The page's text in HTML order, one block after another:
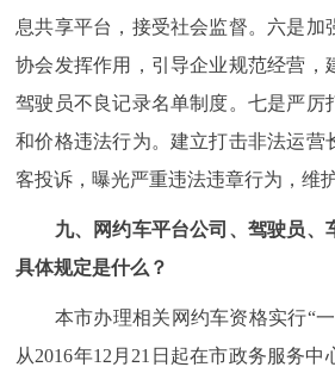
息共享平台，接受社会监督。六是加
协会发挥作用，引导企业规范经营，
驾驶员不良记录名单制度。七是严厉
和价格违法行为。建立打击非法运营
客投诉，曝光严重违法违章行为，维
九、网约车平台公司、驾驶员、
具体规定是什么？
本市办理相关网约车资格实行“一
从2016年12月21日起在市政务服务